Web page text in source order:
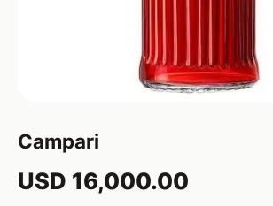
Campari
USD 16,000.00